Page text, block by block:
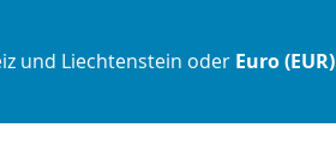
und Liechtenstein oder Euro (EUR)